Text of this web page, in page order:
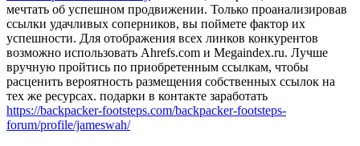
мечтать об успешном продвижении. Только проанализировав
ссылки удачливых соперников, вы поймете фактор их
успешности. Для отображения всех линков конкурентов
возможно использовать Ahrefs.com и Megaindex.ru. Лучше
вручную пройтись по приобретенным ссылкам, чтобы
расценить вероятность размещения собственных ссылок на
тех же ресурсах. подарки в контакте заработать
https://backpacker-footsteps.com/backpacker-footsteps-
forum/profile/jameswah/